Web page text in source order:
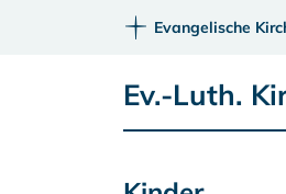
Evangelische
Ev.-Luth.